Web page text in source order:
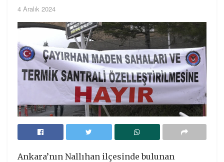
4 Aralık 2024
Ankara’nın Nallıhan ilçesinde bulunan